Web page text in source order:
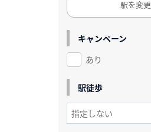
駅を変更
キャンペーン
あり
駅徒歩